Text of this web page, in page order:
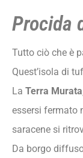
Procida
Tutto ciò che è
Quest’isola di
La Terra
essersi fermato
saracene si
Da borgo